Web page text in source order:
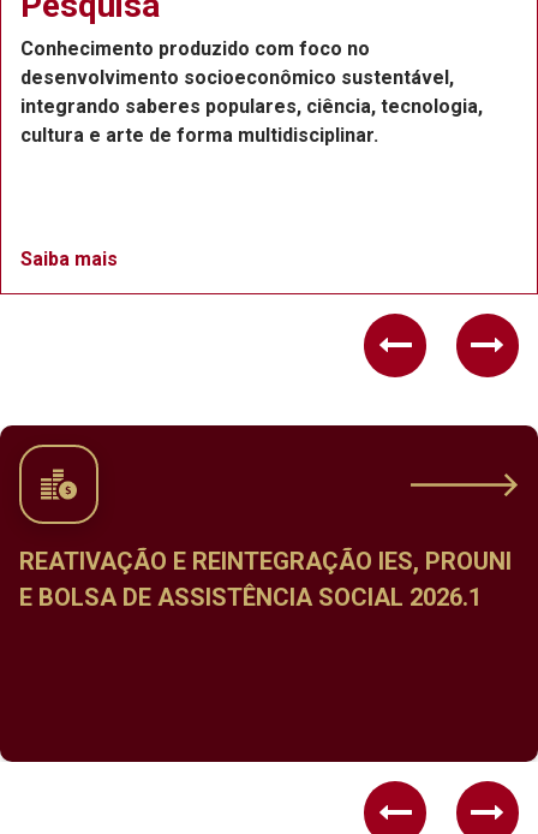
Projetos de extensão na Região Metropolitana do
Recife, com a participação de professores,
funcionários e estudantes, que atuam como
ou voluntários.
Saiba mais
Previous
CALENDÁRIO DE MATRÍCULA NAS
DISCIPLINAS DO PERÍODO LETIVO